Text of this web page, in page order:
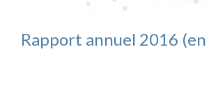
Rapport annuel 2016 (en